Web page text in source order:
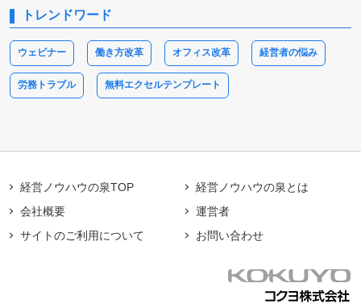
トレンドワード
ウェビナー 働き方改革 オフィス改革 経営者の悩み
労務トラブル 無料エクセルテンプレート
経営ノウハウの泉TOP
経営ノウハウの泉とは
会社概要
運営者
サイトのご利用について
お問い合わせ